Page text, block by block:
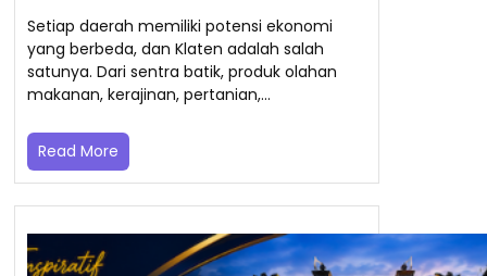
Setiap daerah memiliki potensi ekonomi
yang berbeda, dan Klaten adalah salah
satunya. Dari sentra batik, produk olahan
makanan, kerajinan, pertanian,…
Read More